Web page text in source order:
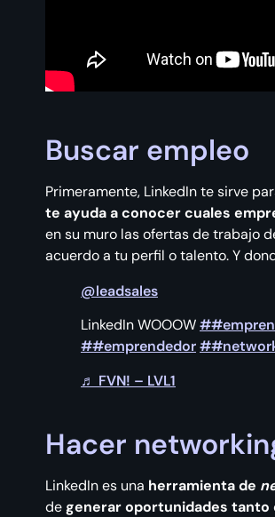
Buscar empleo
Primeramente, LinkedIn te sirve
te ayuda a conocer cuales
en su muro las ofertas de trabajo
acuerdo a tu perfil o talento. Y
@leadsales
LinkedIn WOOOW
##emprendedor
♬ FVN! – LVL1
Hacer
LinkedIn es una herramienta de
degenerar oportunidades tanto